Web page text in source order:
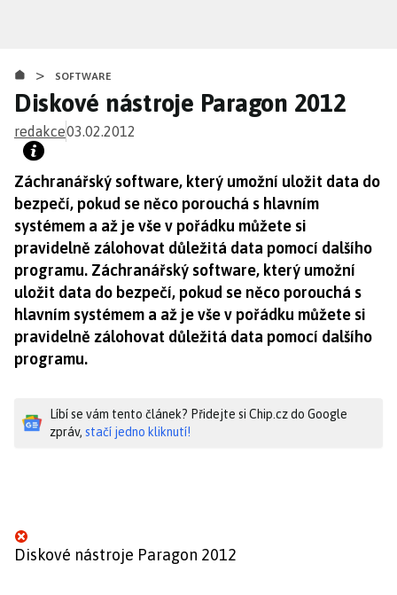
obsahu
> SOFTWARE
Diskové nástroje Paragon 2012
redakce03.02.2012
Záchranářský software, který umožní uložit data do
bezpečí, pokud se něco porouchá s hlavním
systémem a až je vše v pořádku můžete si
pravidelně zálohovat důležitá data pomocí dalšího
programu. Záchranářský software, který umožní
uložit data do bezpečí, pokud se něco porouchá s
hlavním systémem a až je vše v pořádku můžete si
pravidelně zálohovat důležitá data pomocí dalšího
programu.
Líbí se vám tento článek? Přidejte si Chip.cz do Google
zpráv, stačí jedno kliknutí!
Diskové nástroje Paragon 2012